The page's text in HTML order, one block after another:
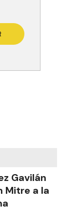
Gavilán
Mitre a la